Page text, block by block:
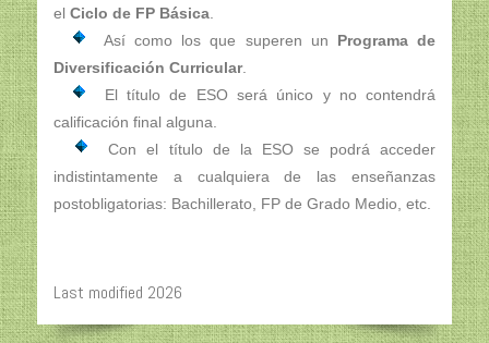
el Ciclo de FP Básica.
Así como los que superen un Programa de
Diversificación Curricular.
El título de ESO será único y no contendrá
calificación final alguna.
Con el título de la ESO se podrá acceder
indistintamente a cualquiera de las enseñanzas
postobligatorias: Bachillerato, FP de Grado Medio, etc.
Last modified 2026